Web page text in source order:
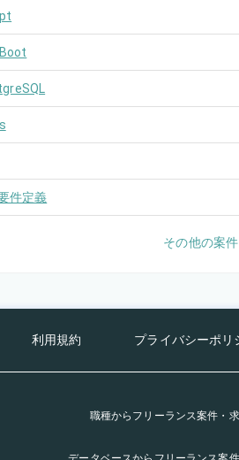
件定義
その他の案
利用規約 プライバシーポリ
職種からフリーランス案件・